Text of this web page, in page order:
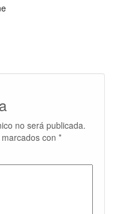
no será publicada.
con *